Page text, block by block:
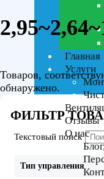
Главная
Услуги
Отзывы
О нас
Товаров,
обнаружено.
ФИЛЬТР
Текстовый поиск
Тип управления